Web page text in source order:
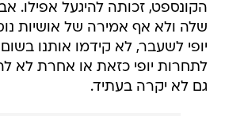
הקונספט, זכותה להיגעל אפילו.
שלה ולא אף אמירה של אושיות
יופי לשעבר, לא קידמו אותנו
לתחרות יופי כזאת או אחרת לא
גם לא יקרה בעתיד.